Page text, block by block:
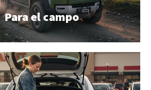
Para el campo